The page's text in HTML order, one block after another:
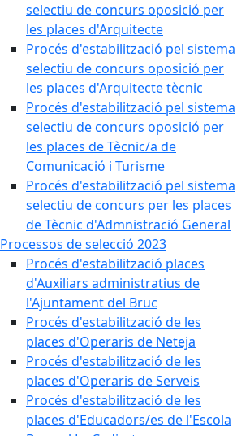
selectiu de concurs oposició per
les places d'Arquitecte
Procés d'estabilització pel sistema
selectiu de concurs oposició per
les places d'Arquitecte tècnic
Procés d'estabilització pel sistema
selectiu de concurs oposició per
les places de Tècnic/a de
Comunicació i Turisme
Procés d'estabilització pel sistema
selectiu de concurs per les places
de Tècnic d'Admnistració General
Processos de selecció 2023
Procés d'estabilització places
d'Auxiliars administratius de
l'Ajuntament del Bruc
Procés d'estabilització de les
places d'Operaris de Neteja
Procés d'estabilització de les
places d'Operaris de Serveis
Procés d'estabilització de les
places d'Educadors/es de l'Escola